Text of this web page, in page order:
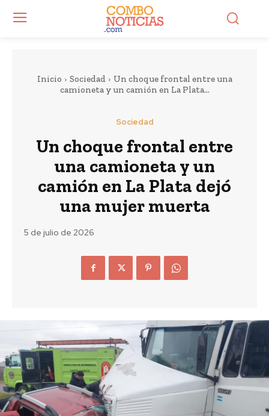
Inicio Sociedad
Un choque frontal entre una
camioneta y un camión en La Plata...
Sociedad
Un choque frontal entre
una camioneta y un
camión en La Plata dejó
una mujer muerta
5 de julio de 2026